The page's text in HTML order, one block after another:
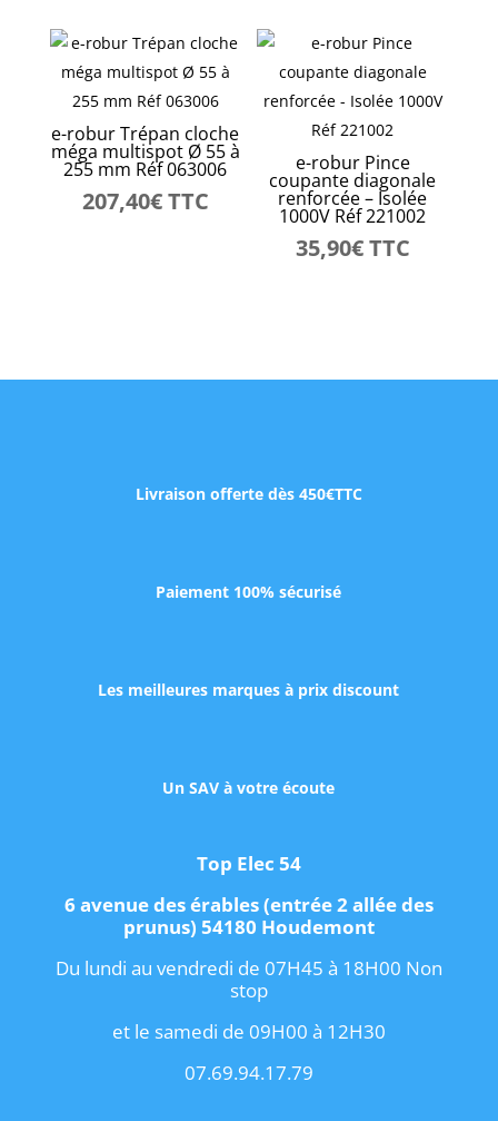
e-robur Trépan cloche
méga multispot Ø 55 à
255 mm Réf 063006
207,40€TTC
e-robur Pince
coupante diagonale
renforcée – Isolée
1000V Réf 221002
35,90€TTC
Livraison offerte dès 450€TTC
Paiement 100% sécurisé
Les meilleures marques à prix discount
Un SAV à votre écoute
Top Elec 54
6 avenue des érables (entrée 2 allée des
prunus) 54180 Houdemont
Du lundi au vendredi de 07H45 à 18H00 Non
stop
et le samedi de 09H00 à 12H30
07.69.94.17.79